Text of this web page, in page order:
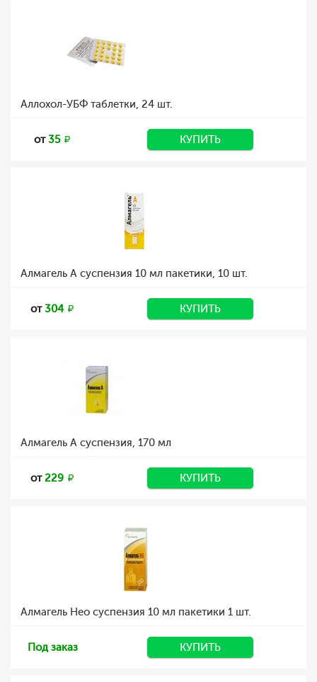
Аллохол-УБФ таблетки, 24 шт.
от35 КУПИТЬ
Алмагель А суспензия 10 мл пакетики, 10 шт.
от304 КУПИТЬ
Алмагель А суспензия, 170 мл
от229 КУПИТЬ
Алмагель Нео суспензия 10 мл пакетики 1 шт.
Под заказ КУПИТЬ